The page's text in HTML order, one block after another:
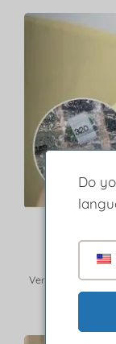
Verwenden Sie
Do